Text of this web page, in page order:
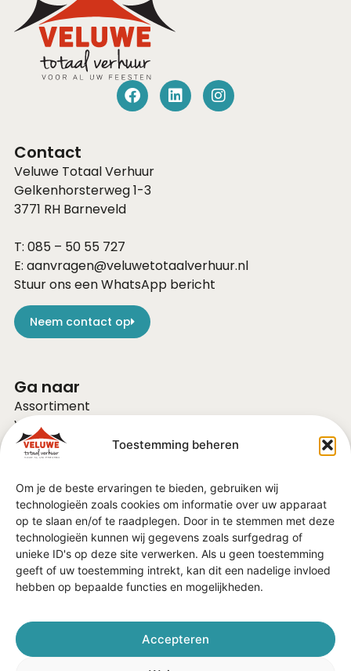
Toestemming beheren
Om je de beste ervaringen te bieden, gebruiken wij
technologieën zoals cookies om informatie over uw apparaat
op te slaan en/of te raadplegen. Door in te stemmen met deze
technologieën kunnen wij gegevens zoals surfgedrag of
unieke ID's op deze site verwerken. Als u geen toestemming
geeft of uw toestemming intrekt, kan dit een nadelige invloed
hebben op bepaalde functies en mogelijkheden.
Accepteren
Contact
Veluwe Totaal Verhuur
Gelkenhorsterweg 1-3
3771 RH Barneveld
T: 085 – 50 55 727
E: aanvragen@veluwetotaalverhuur.nl
Stuur ons een WhatsApp bericht
Neem contact op
Ga naar
Assortiment
Voor bedrijven
Over ons
Vacatures
FAQ
Contact
Vraag of advies?
Algemene Voorwaarden
In de regio
Ede
Veenendaal
Nijkerk